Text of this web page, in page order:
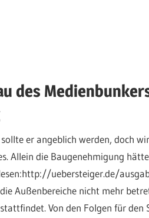
des
er angeblich werden, doch
Allein die Baugenehmigung
uebersteiger.de/
Außenbereiche nicht mehr
Von den Folgen für den